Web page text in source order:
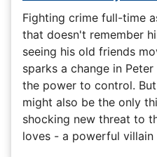
Fighting crime full-time
that doesn't remember
seeing his old friends
sparks a change in
the power to control.
might also be the only
shocking new threat to
loves - a powerful villain